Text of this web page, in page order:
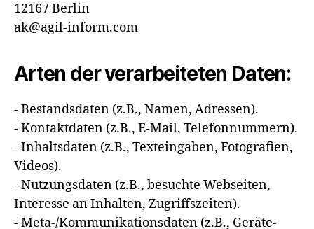
12167 Berlin
ak@agil-inform.com
Arten der verarbeiteten Daten:
- Bestandsdaten (z.B., Namen, Adressen).
- Kontaktdaten (z.B., E-Mail, Telefonnummern).
- Inhaltsdaten (z.B., Texteingaben, Fotografien,
Videos).
- Nutzungsdaten (z.B., besuchte Webseiten,
Interesse an Inhalten, Zugriffszeiten).
- Meta-/Kommunikationsdaten (z.B., Geräte-